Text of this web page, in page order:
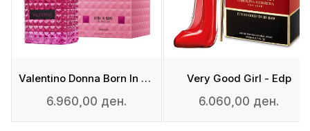
Valentino Donna Born In Roma Extradose - Parfum
6.960,00 ден.
Very Good Girl - Edp
6.060,00 ден.